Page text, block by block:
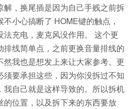
解，换尾插是因为自己手贱之前拆
小心搞断了 HOME键的触点，
充电，麦克风没作用。 这个更
线简单点，之前更换音量排线的
然我也是想发上来让大家参考。更
要承担这些，因为你没拆过不知
我自己就是这样导致的。所以拆机
的位置，以及拆下来的东西要放